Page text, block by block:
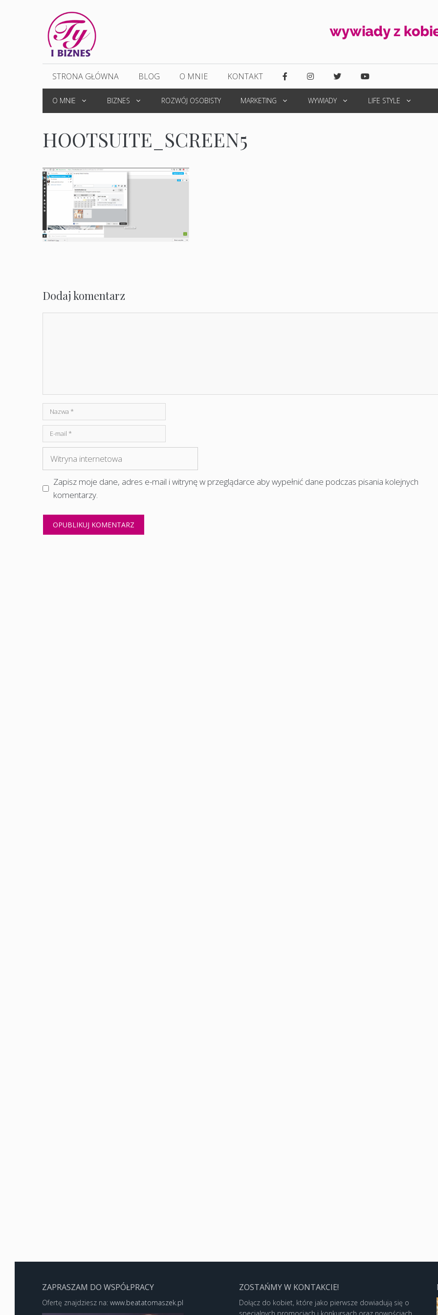
STRONA GŁÓWNA BLOG O MNIE KONTAKT
O MNIE BIZNES ROZWÓJ OSOBISTY MARKETING WYWIADY LIFE STYLE
HOOTSUITE_SCREEN5
Dodaj komentarz
Nazwa
mail
Witryna
internetowa
Zapisz moje dane, adres e-mail i witrynę w przeglądarce aby wypełnić dane podczas pisania kolejnych
komentarzy.
ZAPRASZAM DO WSPÓŁPRACY
Ofertę znajdziesz na: www.beatatomaszek.pl
ZOSTAŃMY W KONTAKCIE!
Dołącz do kobiet, które jako pierwsze dowiadują się o